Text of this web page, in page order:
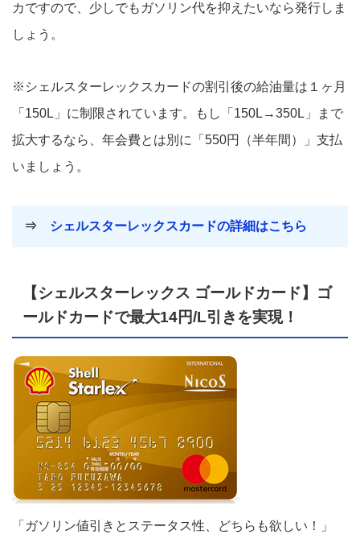
カですので、少しでもガソリン代を抑えたいなら発行しま
しょう。
※シェルスターレックスカードの割引後の給油量は１ヶ月
「150L」に制限されています。もし「150L→350L」まで
拡大するなら、年会費とは別に「550円（半年間）」支払
いましょう。
⇒ シェルスターレックスカードの詳細はこちら
【シェルスターレックス ゴールドカード】ゴ
ールドカードで最大14円/L引きを実現！
「ガソリン値引きとステータス性、どちらも欲しい！」